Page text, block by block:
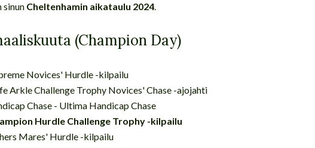
sinun Cheltenhamin aikataulu 2024.
(Champion Day)
Novices' Hurdle -kilpailu
Arkle Challenge Trophy Novices' Chase -ajojahti
Chase - Ultima Handicap Chase
Hurdle Challenge Trophy -kilpailu
Mares' Hurdle -kilpailu